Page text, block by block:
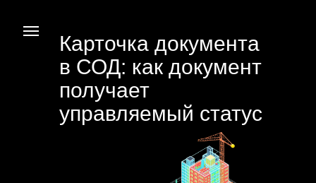
Карточка документа
в СОД: как документ
получает
управляемый статус